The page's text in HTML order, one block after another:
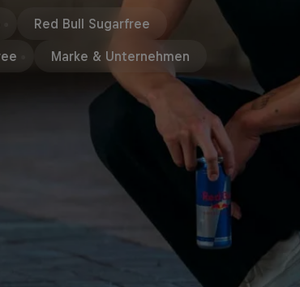
Red Bull Sugarfree
Marke & Unternehmen